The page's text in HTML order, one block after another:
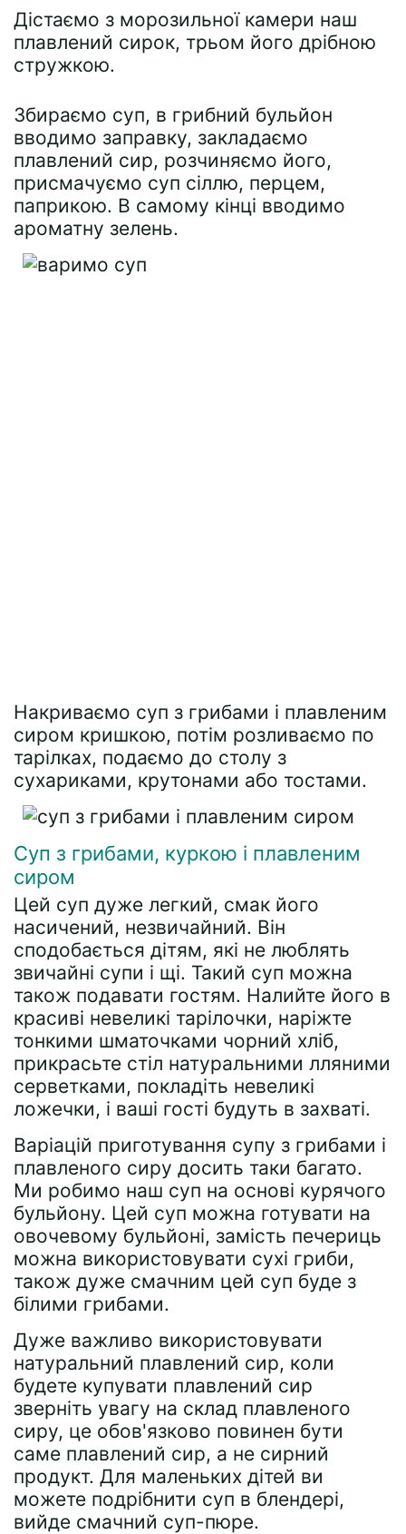
Дістаємо з морозильної камери наш
плавлений сирок, трьом його дрібною
стружкою.
Збираємо суп, в грибний бульйон
вводимо заправку, закладаємо
плавлений сир, розчиняємо його,
присмачуємо суп сіллю, перцем,
паприкою. В самому кінці вводимо
ароматну зелень.
Накриваємо суп з грибами і плавленим
сиром кришкою, потім розливаємо по
тарілках, подаємо до столу з
сухариками, крутонами або тостами.
Суп з грибами, куркою і плавленим
сиром
Цей суп дуже легкий, смак його
насичений, незвичайний. Він
сподобається дітям, які не люблять
звичайні супи і щі. Такий суп можна
також подавати гостям. Налийте його в
красиві невеликі тарілочки, наріжте
тонкими шматочками чорний хліб,
прикрасьте стіл натуральними лляними
серветками, покладіть невеликі
ложечки, і ваші гості будуть в захваті.
Варіацій приготування супу з грибами і
плавленого сиру досить таки багато.
Ми робимо наш суп на основі курячого
бульйону. Цей суп можна готувати на
овочевому бульйоні, замість печериць
можна використовувати сухі гриби,
також дуже смачним цей суп буде з
білими грибами.
Дуже важливо використовувати
натуральний плавлений сир, коли
будете купувати плавлений сир
зверніть увагу на склад плавленого
сиру, це обов'язково повинен бути
саме плавлений сир, а не сирний
продукт. Для маленьких дітей ви
можете подрібнити суп в блендері,
вийде смачний суп-пюре.